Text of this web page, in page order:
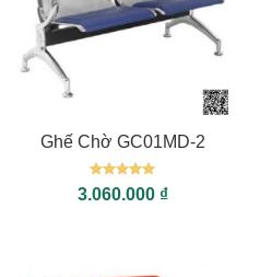
Ghế Chờ GC01MD-2
Được xếp
hạng55
3.060.000 ₫